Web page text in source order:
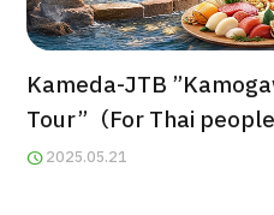
联
Kameda-JTB
Tour”（For Thai people
2025.05.21